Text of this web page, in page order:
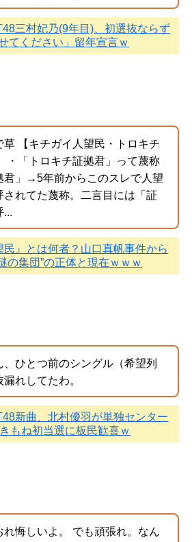
三村妃乃(9年目)、初選抜ならず
てください」留年宣言ｗ
草 【キチガイ人望民・トロキチ
・「トロキチ証拠君」って蔑称
君」→5年前からこのスレで人望
されてた蔑称。二言目には「証
...
民』とは何者？山口真帆事件から
の集団”の正体と現在ｗｗｗ
、ひとつ前のシングル（希望列
れしてたわ。
新曲、北村優羽が単独センター
もね初当選に板民歓喜ｗ
れ悔しいよ。 でも頑張れ。なん